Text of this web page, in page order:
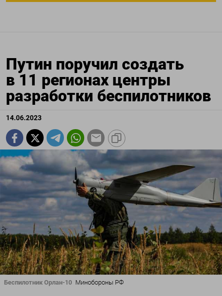
Путин поручил создать
в 11 регионах центры
разработки беспилотников
14.06.2023
Беспилотник Орлан-10 Минобороны РФ